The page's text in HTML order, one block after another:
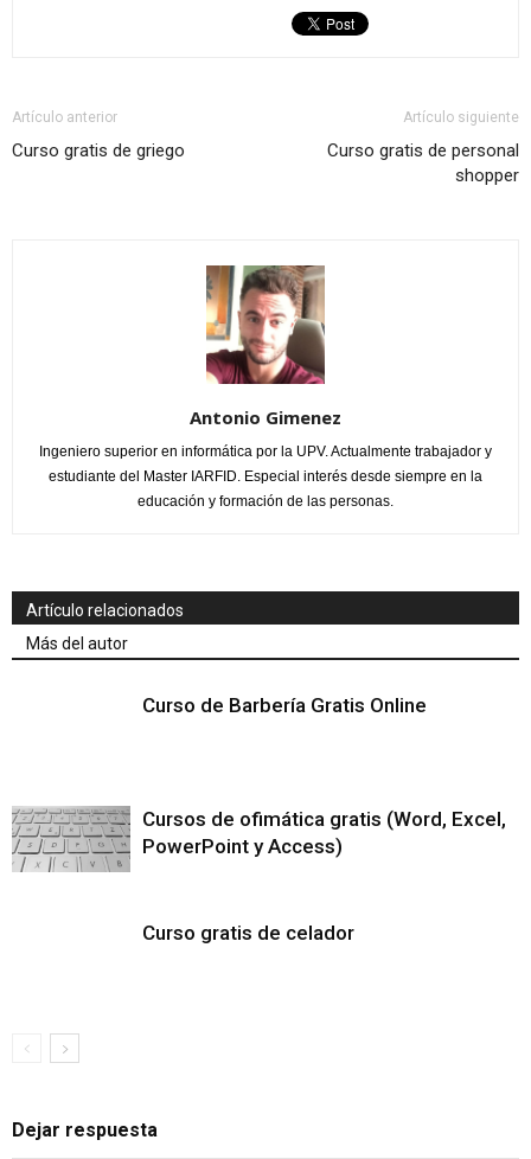
Artículo anterior
Curso gratis de griego
Artículo siguiente
Curso gratis de personal
shopper
Antonio Gimenez
Ingeniero superior en informática por la UPV. Actualmente trabajador y
estudiante del Master IARFID. Especial interés desde siempre en la
educación y formación de las personas.
Artículo relacionados
Más del autor
Curso de Barbería Gratis Online
Cursos de ofimática gratis (Word, Excel,
PowerPoint y Access)
Curso gratis de celador
Dejar respuesta